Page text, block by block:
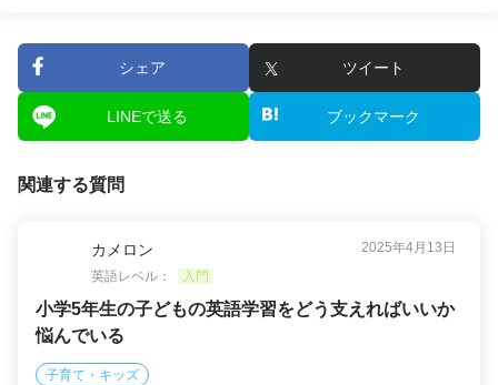
シェア ツイート
LINEで送る ブックマーク
関連する質問
カメロン
2025年4月13日
英語レベル：
入門
小学5年生の子どもの英語学習をどう支えればいいか
悩んでいる
子育て・キッズ